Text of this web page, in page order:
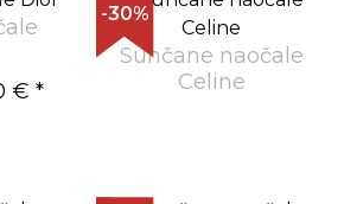
€ *
-30%
Sunčane naočale
Celine